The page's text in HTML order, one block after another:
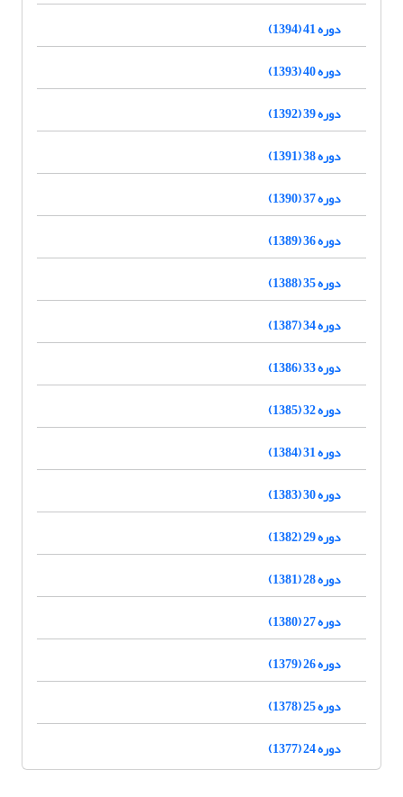
دوره 41 (1394)
دوره 40 (1393)
دوره 39 (1392)
دوره 38 (1391)
دوره 37 (1390)
دوره 36 (1389)
دوره 35 (1388)
دوره 34 (1387)
دوره 33 (1386)
دوره 32 (1385)
دوره 31 (1384)
دوره 30 (1383)
دوره 29 (1382)
دوره 28 (1381)
دوره 27 (1380)
دوره 26 (1379)
دوره 25 (1378)
دوره 24 (1377)